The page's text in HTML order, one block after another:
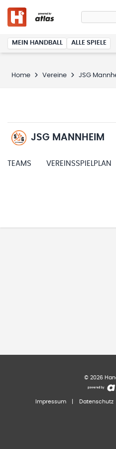
MEIN HANDBALL ALLE SPIELE
Home Vereine JSG
JSG MANNHEIM
TEAMS VEREINSSPIELPLAN
© 2026
Impressum Datenschutz